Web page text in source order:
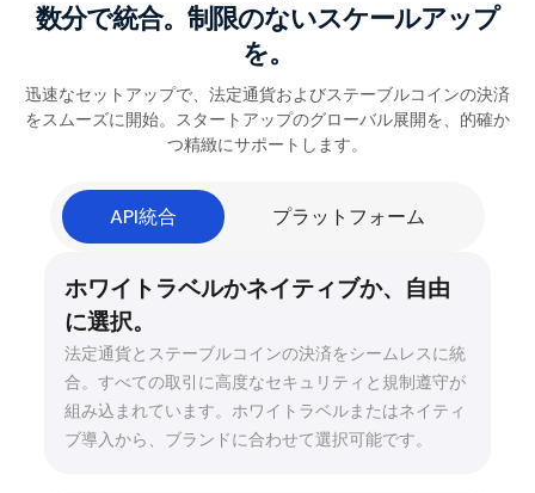
数分で統合。制限のないスケールアップ
を。
迅速なセットアップで、法定通貨およびステーブルコインの決済
をスムーズに開始。スタートアップのグローバル展開を、的確か
つ精緻にサポートします。
API統合 プラットフォーム
ホワイトラベルかネイティブか、自由
に選択。
法定通貨とステーブルコインの決済をシームレスに統
合。すべての取引に高度なセキュリティと規制遵守が
組み込まれています。ホワイトラベルまたはネイティ
ブ導入から、ブランドに合わせて選択可能です。